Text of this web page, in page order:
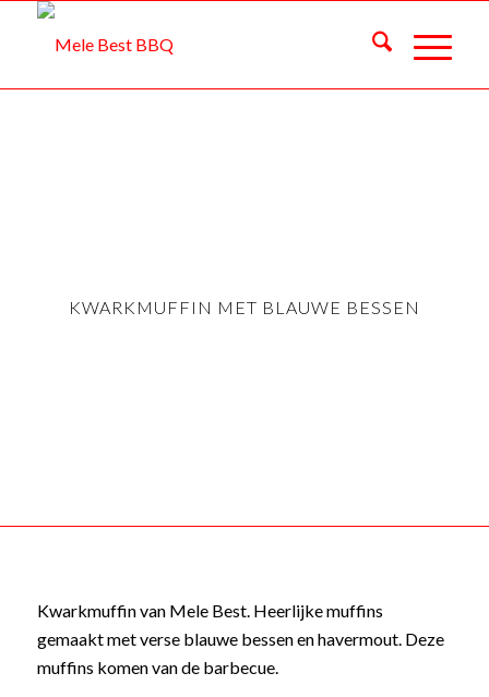
KWARKMUFFIN MET BLAUWE BESSEN
Kwarkmuffin van Mele Best. Heerlijke muffins
gemaakt met verse blauwe bessen en havermout. Deze
muffins komen van de barbecue.